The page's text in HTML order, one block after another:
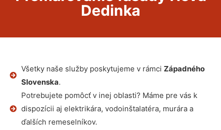
Dedinka
Všetky naše služby poskytujeme v rámci Západného
Slovenska.
Potrebujete pomôcť v inej oblasti? Máme pre vás k
dispozícii aj elektrikára, vodoinštalatéra, murára a
ďalších remeselníkov.